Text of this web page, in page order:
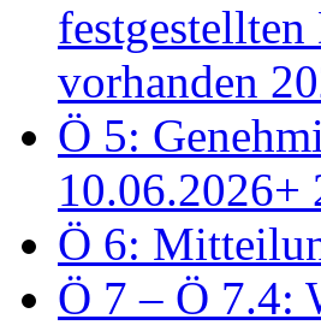
vorhanden
Ö 5:
10.06.2026+
Ö 6:
Ö 7 – Ö 7.4: